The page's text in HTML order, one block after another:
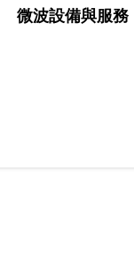
微波設備與服務